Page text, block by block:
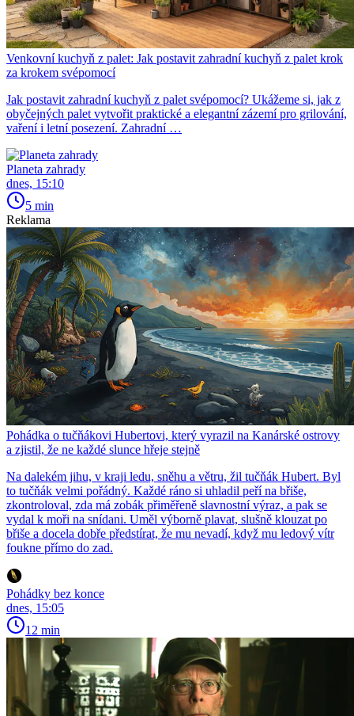
Venkovní kuchyň z palet: Jak postavit zahradní kuchyň z palet krok
za krokem svépomocí
Jak postavit zahradní kuchyň z palet svépomocí? Ukážeme si, jak z
obyčejných palet vytvořit praktické a elegantní zázemí pro grilování,
vaření i letní posezení. Zahradní …
Planeta zahrady
dnes, 15:10
5 min
Reklama
Pohádka o tučňákovi Hubertovi, který vyrazil na Kanárské ostrovy
a zjistil, že ne každé slunce hřeje stejně
Na dalekém jihu, v kraji ledu, sněhu a větru, žil tučňák Hubert. Byl
to tučňák velmi pořádný. Každé ráno si uhladil peří na břiše,
zkontroloval, zda má zobák přiměřeně slavnostní výraz, a pak se
vydal k moři na snídani. Uměl výborně plavat, slušně klouzat po
břiše a docela dobře předstírat, že mu nevadí, když mu ledový vítr
foukne přímo do zad.
Pohádky bez konce
dnes, 15:05
12 min